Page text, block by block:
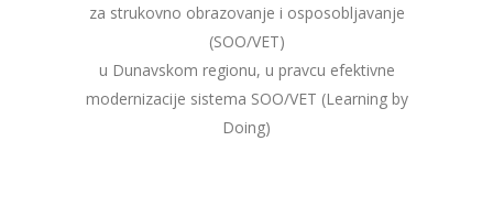
za strukovno obrazovanje i osposobljavanje
(SOO/VET)
u Dunavskom regionu, u pravcu efektivne
modernizacije sistema SOO/VET (Learning by
Doing)